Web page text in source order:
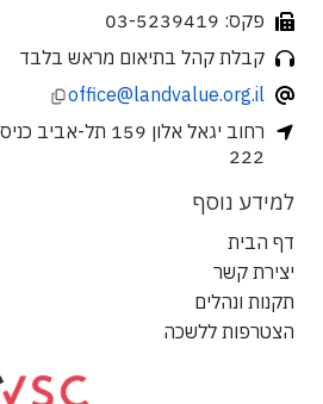
פקס: 03-5239419
קבלת קהל בתיאום מראש בלבד
office@landvalue.org.il
222
למידע נוסף
דף הבית
יצירת קשר
תקנות ונהלים
הצטרפות ללשכה